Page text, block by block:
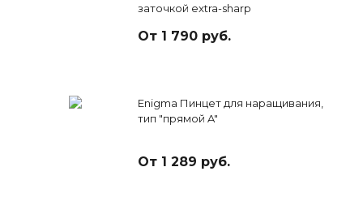
заточкой extra-sharp
От 1 790 руб.
Enigma Пинцет для наращивания,
тип "прямой A"
От 1 289 руб.